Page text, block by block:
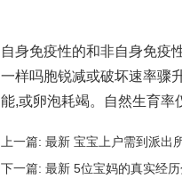
自身免疫性的和非自身免疫
一样吗胞锐减或破坏速率骤
能,或卵泡耗竭。自然生育率
上一篇: 最新 宝宝上户需到派出
下一篇: 最新 5位宝妈的真实经